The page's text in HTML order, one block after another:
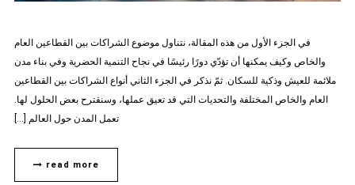
في الجزء الأول من هذه المقالة، نتناول موضوع الشراكات بين القطاعين العام
والخاص وكيف يمكنها أن تؤدّي دورًا رئيسًا في نجاح التنمية الحضرية وفي بناء مدن
ملائمة للعيش وذكية للسكان. ثمّ نذكر في الجزء الثاني أنواع الشراكات بين القطاعين
العام والخاص المختلفة والتحديات التي قد تعيق عملها، وسنقترح بعض الحلول لها.
تعمل المدن حول العالم […]
read more